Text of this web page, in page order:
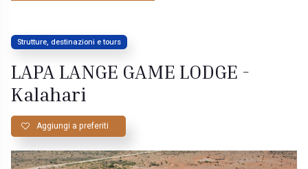
Strutture, destinazioni e tours
LAPA LANGE GAME LODGE -
Kalahari
Aggiungi a preferiti